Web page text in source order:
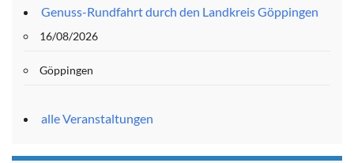
Genuss-Rundfahrt durch den Landkreis Göppingen
16/08/2026
Göppingen
alle Veranstaltungen